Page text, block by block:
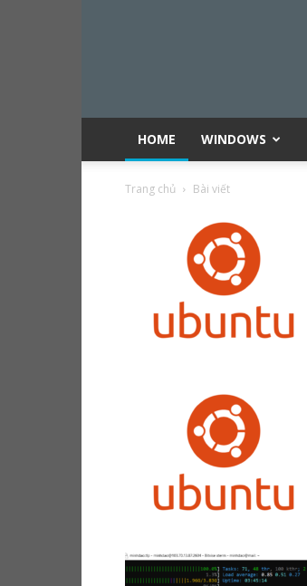
HOME WINDOWS
Trang chủ Bài viết